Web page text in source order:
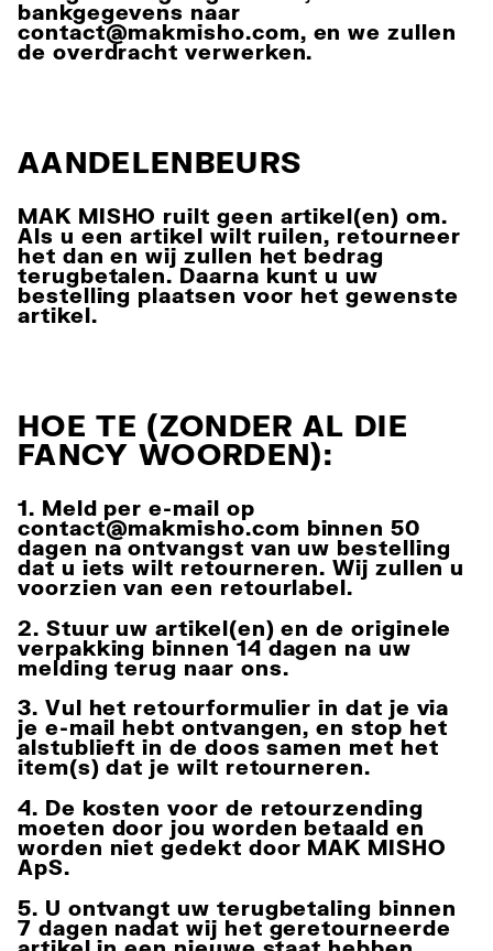
bankgegevens naar
contact@makmisho.com, en we zullen
de overdracht verwerken.
AANDELENBEURS
MAK MISHO ruilt geen artikel(en) om.
Als u een artikel wilt ruilen, retourneer
het dan en wij zullen het bedrag
terugbetalen. Daarna kunt u uw
bestelling plaatsen voor het gewenste
artikel.
HOE TE (ZONDER AL DIE
FANCY WOORDEN):
1. Meld per e-mail op
contact@makmisho.com binnen 50
dagen na ontvangst van uw bestelling
dat u iets wilt retourneren. Wij zullen u
voorzien van een retourlabel.
2. Stuur uw artikel(en) en de originele
verpakking binnen 14 dagen na uw
melding terug naar ons.
3. Vul het retourformulier in dat je via
je e-mail hebt ontvangen, en stop het
alstublieft in de doos samen met het
item(s) dat je wilt retourneren.
4. De kosten voor de retourzending
moeten door jou worden betaald en
worden niet gedekt door MAK MISHO
ApS.
5. U ontvangt uw terugbetaling binnen
7 dagen nadat wij het geretourneerde